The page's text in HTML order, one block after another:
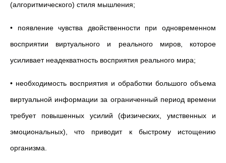
(алгоритмического) стиля мышления;
• появление чувства двойственности при одновременном
восприятии виртуального и реального миров, которое
усиливает неадекватность восприятия реального мира;
• необходимость восприятия и обработки большого объема
виртуальной информации за ограниченный период времени
требует повышенных усилий (физических, умственных и
эмоциональных), что приводит к быстрому истощению
организма.